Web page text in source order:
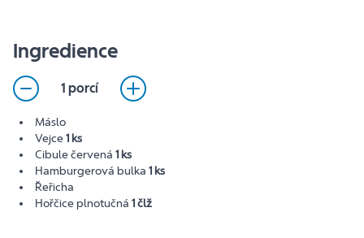
Ingredience
1 porcí
Máslo
Vejce1 ks
Cibule červená 1 ks
Hamburgerová bulka 1 ks
Řeřicha
Hořčice plnotučná 1 člž